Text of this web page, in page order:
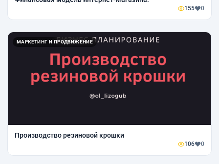
155 0
МАРКЕТИНГ И ПРОДВИЖЕНИЕ
Производство резиновой крошки
106 0